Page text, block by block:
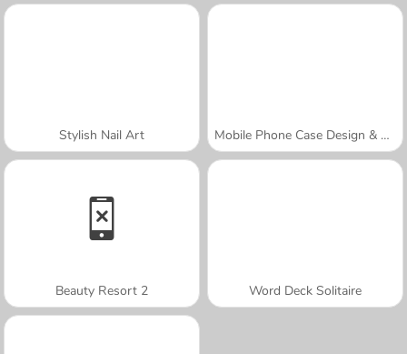
Stylish Nail Art Mobile Phone Case Design & DIY
Beauty Resort 2 Word Deck Solitaire